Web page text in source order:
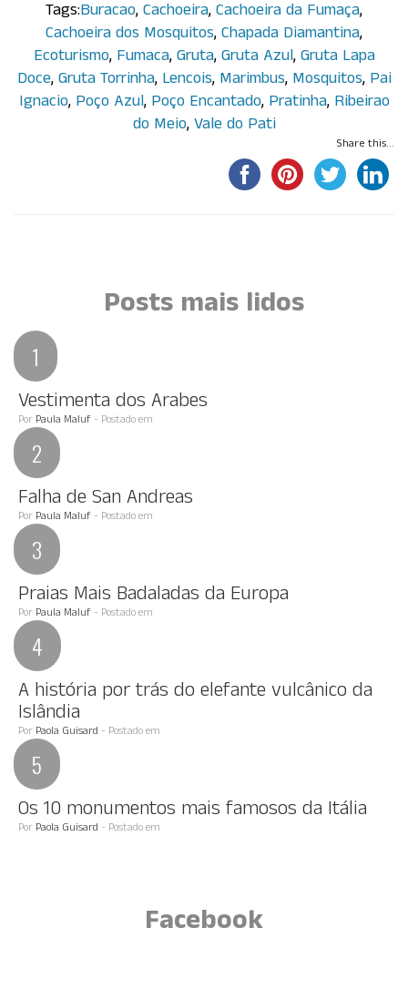
Tags:Buracao, Cachoeira, Cachoeira da Fumaça,
Cachoeira dos Mosquitos, Chapada Diamantina,
Ecoturismo, Fumaca, Gruta, Gruta Azul, Gruta Lapa
Doce, Gruta Torrinha, Lencois, Marimbus, Mosquitos, Pai
Ignacio, Poço Azul, Poço Encantado, Pratinha, Ribeirao
do Meio, Vale do Pati
Share this...
Posts mais lidos
Vestimenta dos Arabes
Por Paula Maluf - Postado em
Falha de San Andreas
Por Paula Maluf - Postado em
Praias Mais Badaladas da Europa
Por Paula Maluf - Postado em
A história por trás do elefante vulcânico da
Islândia
Por Paola Guisard - Postado em
Os 10 monumentos mais famosos da Itália
Por Paola Guisard - Postado em
Facebook